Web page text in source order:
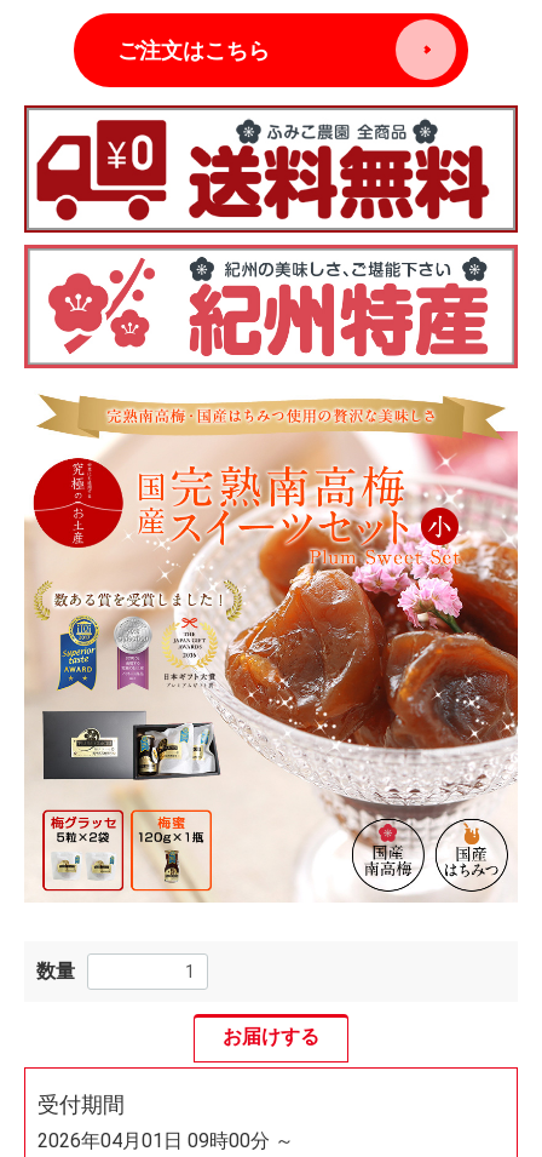
ご注文はこちら
数量
お届けする
受付期間
2026年04月01日 09時00分 ～